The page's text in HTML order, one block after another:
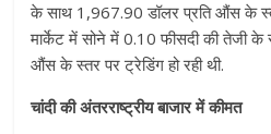
के साथ 1,967.90 डॉलर प्रति औंस के स्तर
मार्केट में सोने में 0.10 फीसदी की तेजी
औंस के स्तर पर ट्रेडिंग हो रही थी.
चांदी की अंतरराष्ट्रीय बाजार में कीमत